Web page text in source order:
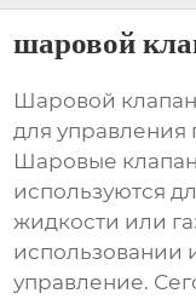
шаровой
Шаровой
для управления
Шаровые
используются
жидкости или
использовании
управление.